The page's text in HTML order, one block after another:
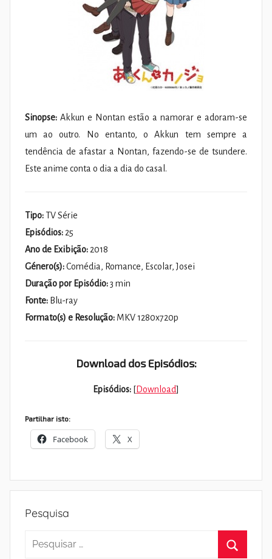
Sinopse: Akkun e Nontan estão a namorar e adoram-se
um ao outro. No entanto, o Akkun tem sempre a
tendência de afastar a Nontan, fazendo-se de tsundere.
Este anime conta o dia a dia do casal.
Tipo:TV Série
Episódios: 25
Ano de Exibição: 2018
Género(s):Comédia, Romance, Escolar, Josei
Duração por Episódio:3 min
Fonte: Blu-ray
Formato(s) e Resolução: MKV 1280x720p
Download dos Episódios:
Episódios: [Download]
Partilhar isto:
Facebook X
Pesquisa
Pesquisar